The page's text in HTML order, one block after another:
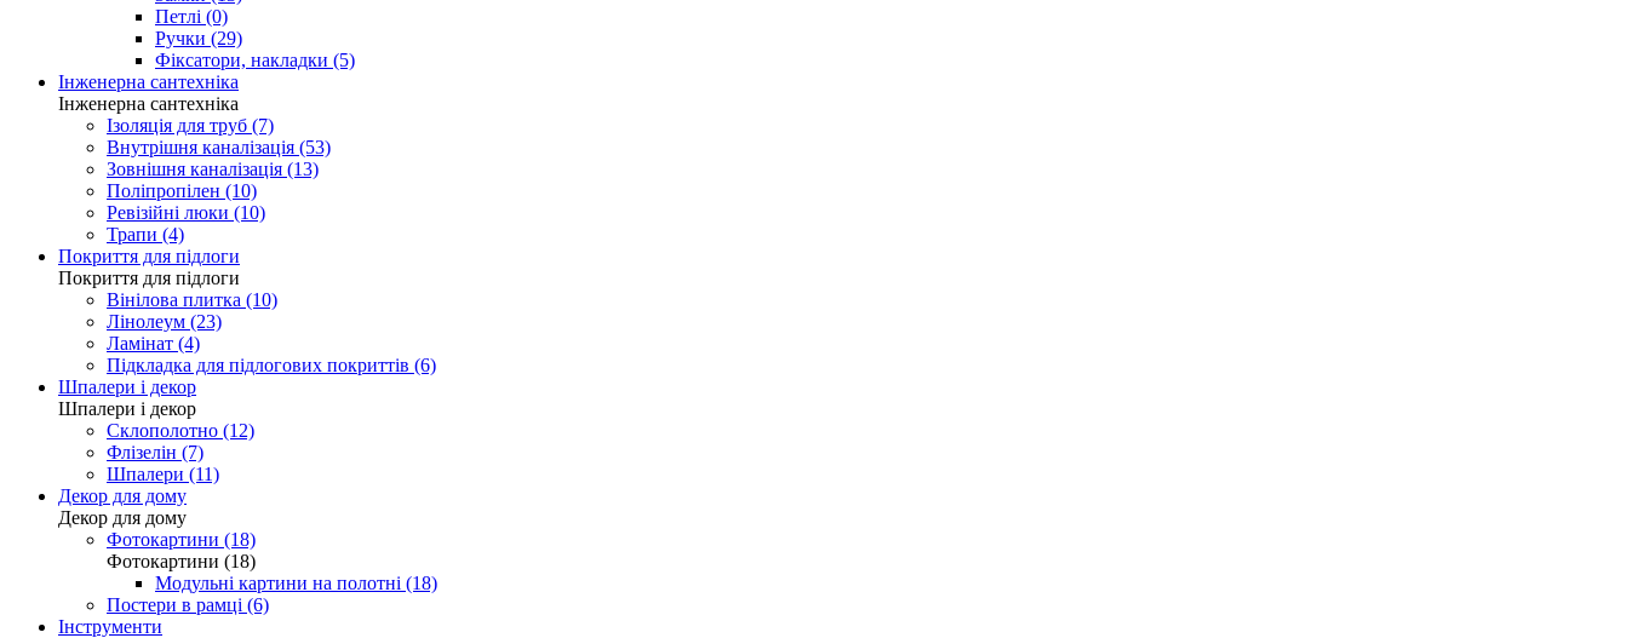
Петлі (0)
Ручки (29)
Фіксатори, накладки (5)
Інженерна сантехніка
Інженерна сантехніка
Ізоляція для труб (7)
Внутрішня каналізація (53)
Зовнішня каналізація (13)
Поліпропілен (10)
Ревізійні люки (10)
Трапи (4)
Покриття для підлоги
Покриття для підлоги
Вінілова плитка (10)
Лінолеум (23)
Ламінат (4)
Підкладка для підлогових покриттів (6)
Шпалери і декор
Шпалери і декор
Склополотно (12)
Флізелін (7)
Шпалери (11)
Декор для дому
Декор для дому
Фотокартини (18)
Фотокартини (18)
Модульні картини на полотні (18)
Постери в рамці (6)
Інструменти